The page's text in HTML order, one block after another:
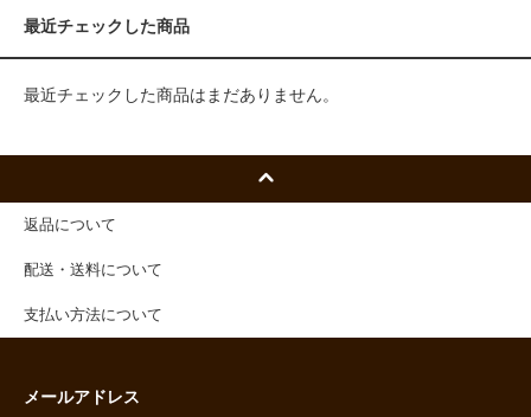
最近チェックした商品
最近チェックした商品はまだありません。
返品について
配送・送料について
支払い方法について
メールアドレス